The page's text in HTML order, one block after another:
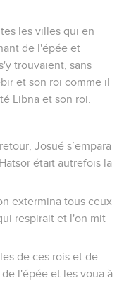
les villes qui en
de l'épée et
trouvaient, sans
et son roi comme il
Libna et son roi.
Josué s’empara
était autrefois la
extermina tous ceux
respirait et l'on mit
de ces rois et de
l'épée et les voua à